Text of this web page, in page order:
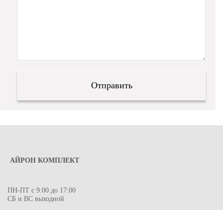
АЙРОН КОМПЛЕКТ
ПН-ПТ с 9:00 до 17:00
СБ и ВС выходной